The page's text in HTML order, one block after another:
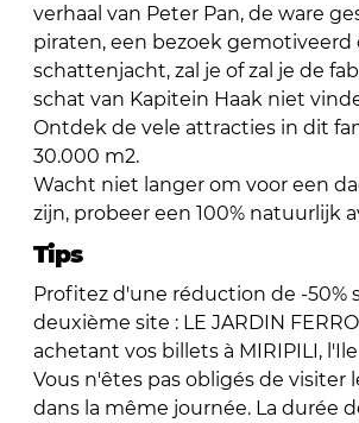
verhaal van Peter Pan, de ware
piraten, een bezoek gemotiveerd
schattenjacht, zal je of zal je de
schat van Kapitein Haak niet
Ontdek de vele attracties in dit
30.000 m2.
Wacht niet langer om voor een
zijn, probeer een 100% natuurlijk
Tips
Profitez d'une réduction de -50%
deuxième site : LE JARDIN
achetant vos billets à MIRIPILI,
Vous n'êtes pas obligés de visiter
dans la même journée. La durée